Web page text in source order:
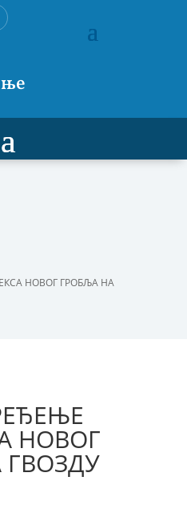
НОВОГ ГРОБЉА НА
НОВОГ